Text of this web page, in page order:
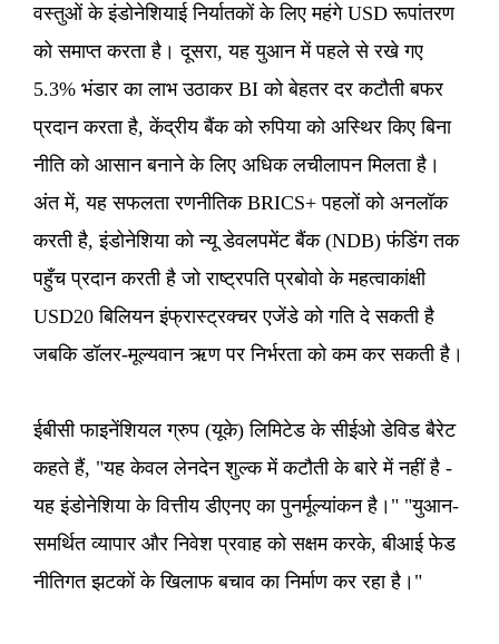
वस्तुओं के इंडोनेशियाई निर्यातकों के लिए महंगे USD रूपांतरण
को समाप्त करता है। दूसरा, यह युआन में पहले से रखे गए
5.3% भंडार का लाभ उठाकर BI को बेहतर दर कटौती बफर
प्रदान करता है, केंद्रीय बैंक को रुपिया को अस्थिर किए बिना
नीति को आसान बनाने के लिए अधिक लचीलापन मिलता है।
अंत में, यह सफलता रणनीतिक BRICS+ पहलों को अनलॉक
करती है, इंडोनेशिया को न्यू डेवलपमेंट बैंक (NDB) फंडिंग तक
पहुँच प्रदान करती है जो राष्ट्रपति प्रबोवो के महत्वाकांक्षी
USD20 बिलियन इंफ्रास्ट्रक्चर एजेंडे को गति दे सकती है
जबकि डॉलर-मूल्यवान ऋण पर निर्भरता को कम कर सकती है।
ईबीसी फाइनेंशियल ग्रुप (यूके) लिमिटेड के सीईओ डेविड बैरेट
कहते हैं, "यह केवल लेनदेन शुल्क में कटौती के बारे में नहीं है -
यह इंडोनेशिया के वित्तीय डीएनए का पुनर्मूल्यांकन है।" "युआन-
समर्थित व्यापार और निवेश प्रवाह को सक्षम करके, बीआई फेड
नीतिगत झटकों के खिलाफ बचाव का निर्माण कर रहा है।"